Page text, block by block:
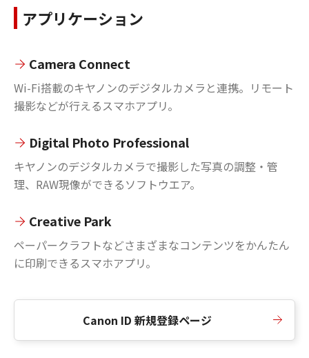
アプリケーション
Camera Connect
Wi-Fi搭載のキヤノンのデジタルカメラと連携。リモート
撮影などが行えるスマホアプリ。
Digital Photo Professional
キヤノンのデジタルカメラで撮影した写真の調整・管
理、RAW現像ができるソフトウエア。
Creative Park
ペーパークラフトなどさまざまなコンテンツをかんたん
に印刷できるスマホアプリ。
Canon ID 新規登録ページ